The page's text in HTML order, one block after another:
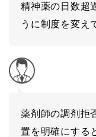
精神薬の日数超
うに制度を変え
薬剤師の調剤拒
置を明確にする